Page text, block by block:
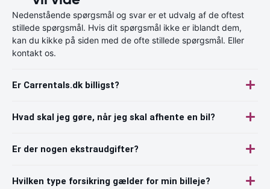
Nedenstående spørgsmål og svar er et udvalg af de oftest
stillede spørgsmål. Hvis dit spørgsmål ikke er iblandt dem,
kan du kikke på siden med de ofte stillede spørgsmål. Eller
kontakt os.
Er Carrentals.dk billigst?
Hvad skal jeg gøre, når jeg skal afhente en bil?
Er der nogen ekstraudgifter?
Hvilken type forsikring gælder for min billeje?